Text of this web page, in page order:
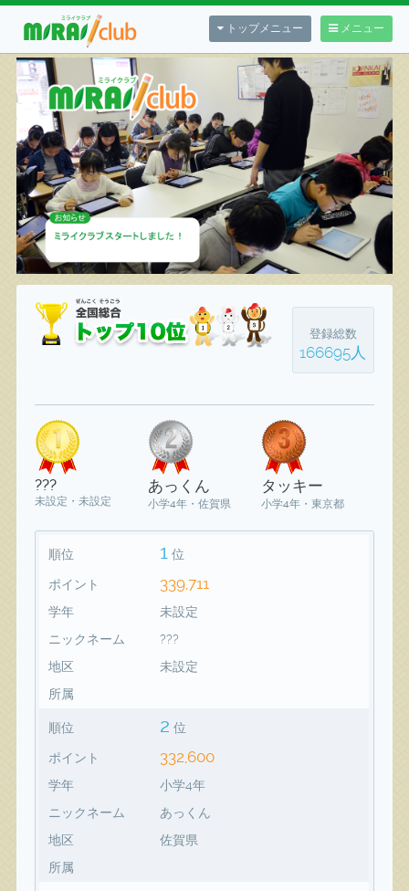
メニュー
トップメニュー
登録総数
166695人
???
未設定・未設定
あっくん
小学4年・佐賀県
タッキー
小学4年・東京都
順位 1 位
ポイント 339,711
学年
未設定
ニックネーム
???
地区
未設定
所属
順位 2 位
ポイント 332,600
学年
小学4年
ニックネーム
あっくん
地区
佐賀県
所属